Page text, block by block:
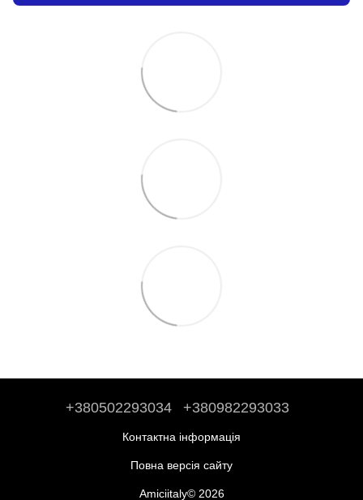
+380502293034 +380982293033
Контактна інформація
Повна версія сайту
Amiciitaly© 2026